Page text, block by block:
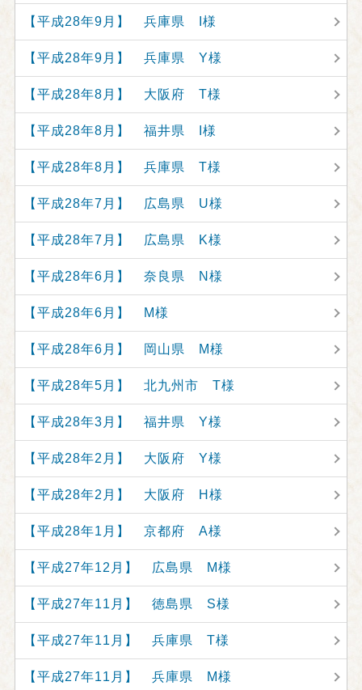
【平成28年9月】 兵庫県 I様
【平成28年9月】 兵庫県 Y様
【平成28年8月】 大阪府 T様
【平成28年8月】 福井県 I様
【平成28年8月】 兵庫県 T様
【平成28年7月】 広島県 U様
【平成28年7月】 広島県 K様
【平成28年6月】 奈良県 N様
【平成28年6月】 M様
【平成28年6月】 岡山県 M様
【平成28年5月】 北九州市 T様
【平成28年3月】 福井県 Y様
【平成28年2月】 大阪府 Y様
【平成28年2月】 大阪府 H様
【平成28年1月】 京都府 A様
【平成27年12月】 広島県 M様
【平成27年11月】 徳島県 S様
【平成27年11月】 兵庫県 T様
【平成27年11月】 兵庫県 M様